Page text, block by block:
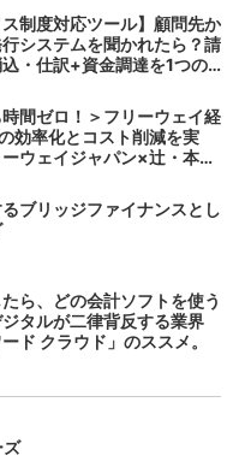
ス制度対応ツール】顧問先か
システムを聞かれたら？請
・仕訳+資金調達を1つの
間ゼロ！＞フリーウェイ経
効率化とコスト削減を実
ウェイジャパン×辻・本郷
ブリッジファイナンスとし
ら、どの会計ソフトを使う
タルが二律背反する業界
ド クラウド」のススメ。
ズ